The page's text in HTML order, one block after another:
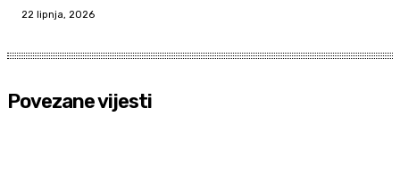
22 lipnja, 2026
Povezane vijesti